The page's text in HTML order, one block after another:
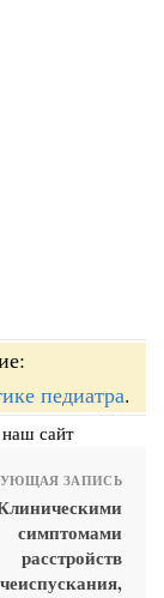
педиатра.
наш сайт
ЗАПИСЬ
симптомами
расстройств